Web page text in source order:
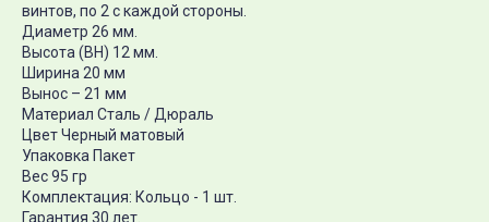
винтов, по 2 с каждой стороны.
Диаметр 26 мм.
Высота (ВН) 12 мм.
Ширина 20 мм
Вынос – 21 мм
Материал Сталь / Дюраль
Цвет Черный матовый
Упаковка Пакет
Вес 95 гр
Комплектация: Кольцо - 1 шт.
Гарантия 30 лет.